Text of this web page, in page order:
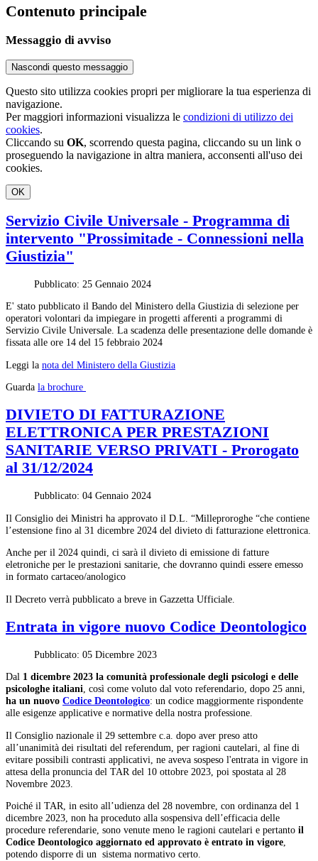
Contenuto principale
Messaggio di avviso
Nascondi questo messaggio
Questo sito utilizza cookies propri per migliorare la tua esperienza di
navigazione.
Per maggiori informazioni visualizza le condizioni di utilizzo dei
cookies.
Cliccando su OK, scorrendo questa pagina, cliccando su un link o
proseguendo la navigazione in altra maniera, acconsenti all'uso dei
cookies.
OK
Servizio Civile Universale - Programma di
intervento "Prossimitade - Connessioni nella
Giustizia"
Pubblicato: 25 Gennaio 2024
E' stato pubblicato il Bando del Ministero della Giustizia di selezione per
operatori volontari da impiegare in progetti afferenti a programmi di
Servizio Civile Universale. La scadenza delle presentazione delle domande è
fissata alle ore 14 del 15 febbraio 2024
Leggi la nota del Ministero della Giustizia
Guarda la brochure
DIVIETO DI FATTURAZIONE
ELETTRONICA PER PRESTAZIONI
SANITARIE VERSO PRIVATI - Prorogato
al 31/12/2024
Pubblicato: 04 Gennaio 2024
Il Consiglio dei Ministri ha approvato il D.L. “Milleproroghe “che contiene
l’estensione fino al 31 dicembre 2024 del divieto di fatturazione elettronica.
Anche per il 2024 quindi, ci sarà il divieto di emissione di fatture
eletroniche per le prestazioni sanitarie, che dovranno quindi essere emesso
in formato cartaceo/anologico
Il Decreto verrà pubblicato a breve in Gazzetta Ufficiale.
Entrata in vigore nuovo Codice Deontologico
Pubblicato: 05 Dicembre 2023
Dal 1 dicembre 2023 la comunità professionale degli psicologi e delle
psicologhe italiani, così come voluto dal voto referendario, dopo 25 anni,
ha un nuovo Codice Deontologico: un codice maggiormente rispondente
alle esigenze applicative e normative della nostra professione.
Il Consiglio nazionale il 29 settembre c.a. dopo aver preso atto
all’unanimità dei risultati del referendum, per ragioni cautelari, al fine di
evitare possibili contrasti applicativi, ne aveva sospeso l'entrata in vigore in
attesa della pronuncia del TAR del 10 ottobre 2023, poi spostata al 28
Novembre 2023.
Poiché il TAR, in esito all’udienza del 28 novembre, con ordinanza del 1
dicembre 2023, non ha proceduto alla sospensiva dell’efficacia delle
procedure referendarie, sono venute meno le ragioni cautelari e pertanto il
Codice Deontologico aggiornato ed approvato è entrato in vigore,
potendo disporre di un sistema normativo certo.